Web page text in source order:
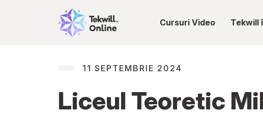
Cursuri Video Tekwill
11 SEPTEMBRIE 2024
Liceul Teoretic